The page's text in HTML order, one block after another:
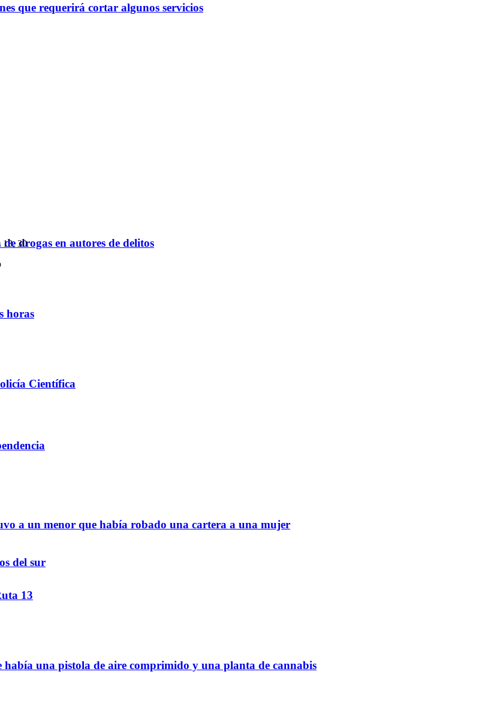
que requerirá cortar algunos servicios
drogas en autores de delitos
horas
Científica
a un menor que había robado una cartera a una mujer
13
una pistola de aire comprimido y una planta de cannabis
13, 30
del sur